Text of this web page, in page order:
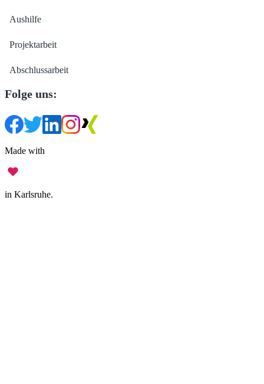
Aushilfe
Projektarbeit
Abschlussarbeit
Folge uns:
Made with
in Karlsruhe.